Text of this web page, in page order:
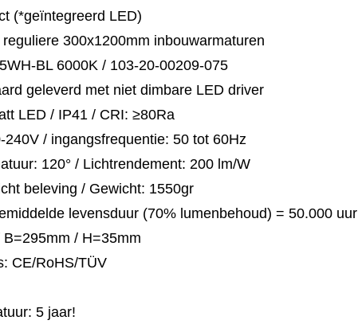
(*geïntegreerd LED)
300x1200mm inbouwarmaturen
BL 6000K / 103-20-00209-075
geleverd met niet dimbare LED driver
LED / IP41 / CRI: ≥80Ra
/ ingangsfrequentie: 50 tot 60Hz
120° / Lichtrendement: 200 lm/W
beleving / Gewicht: 1550gr
levensduur (70% lumenbehoud) = 50.000 uur
/ H=35mm
CE/RoHS/TÜV
5 jaar!